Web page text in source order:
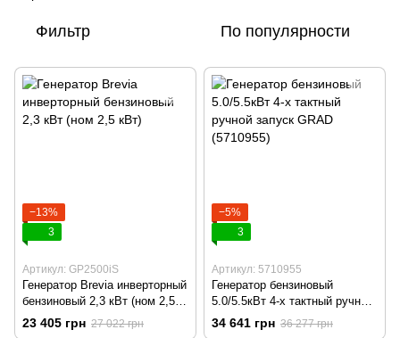
Фильтр По популярности
−13%
3
Артикул: GP2500iS
Генератор Brevia инверторный
бензиновый 2,3 кВт (ном 2,5
кВт)
23 405 грн 27 022 грн
−5%
3
Артикул: 5710955
Генератор бензиновый
5.0/5.5кВт 4-х тактный ручной
запуск GRAD (5710955)
34 641 грн 36 277 грн